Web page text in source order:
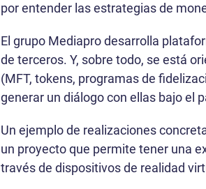
por entender las estrategias de
El grupo Mediapro desarrolla
de terceros. Y, sobre todo, se está
(MFT, tokens, programas de
generar un diálogo con ellas bajo el
Un ejemplo de realizaciones
un proyecto que permite tener una
través de dispositivos de realidad